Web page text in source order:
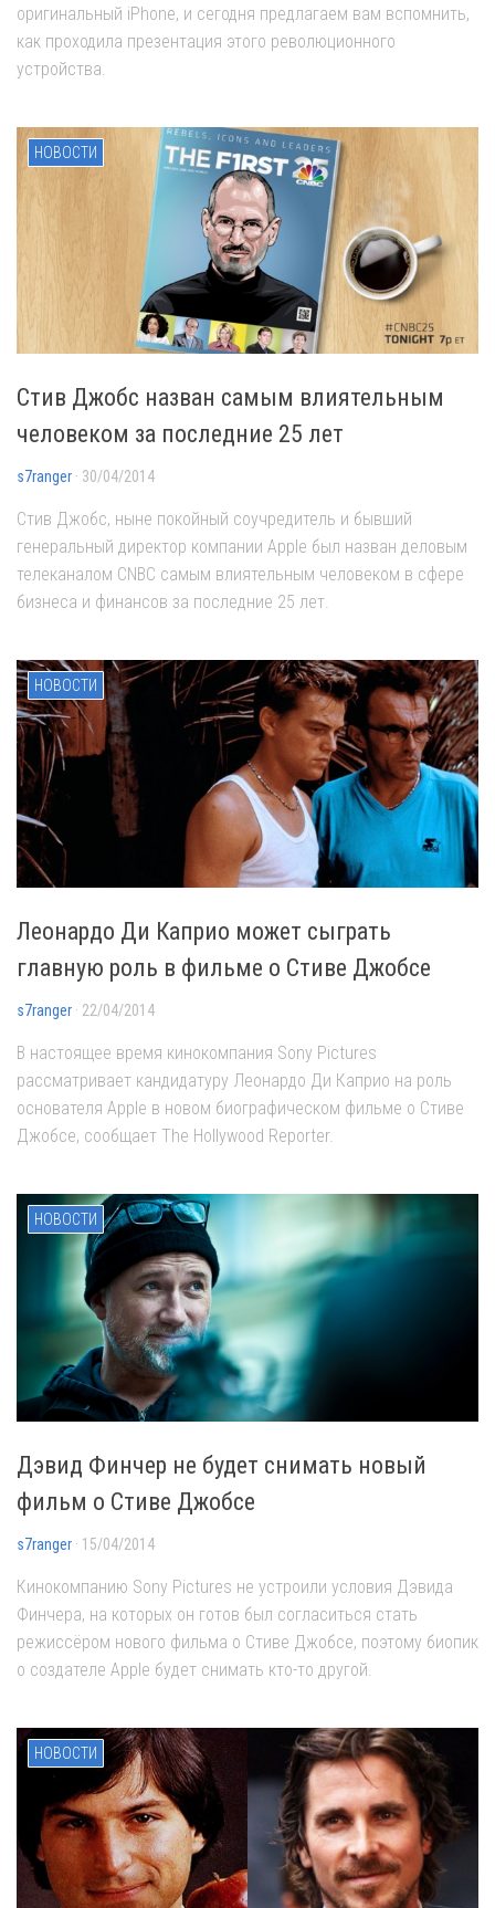
оригинальный iPhone, и сегодня предлагаем вам вспомнить,
как проходила презентация этого революционного
устройства.
НОВОСТИ
Стив Джобс назван самым влиятельным
человеком за последние 25 лет
s7ranger · 30/04/2014
Стив Джобс, ныне покойный соучредитель и бывший
генеральный директор компании Apple был назван деловым
телеканалом CNBC самым влиятельным человеком в сфере
бизнеса и финансов за последние 25 лет.
НОВОСТИ
Леонардо Ди Каприо может сыграть
главную роль в фильме о Стиве Джобсе
s7ranger · 22/04/2014
В настоящее время кинокомпания Sony Pictures
рассматривает кандидатуру Леонардо Ди Каприо на роль
основателя Apple в новом биографическом фильме о Стиве
Джобсе, сообщает The Hollywood Reporter.
НОВОСТИ
Дэвид Финчер не будет снимать новый
фильм о Стиве Джобсе
s7ranger · 15/04/2014
Кинокомпанию Sony Pictures не устроили условия Дэвида
Финчера, на которых он готов был согласиться стать
режиссёром нового фильма о Стиве Джобсе, поэтому биопик
о создателе Apple будет снимать кто-то другой.
НОВОСТИ